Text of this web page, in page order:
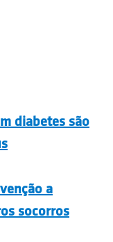
diabetes são
a
socorros